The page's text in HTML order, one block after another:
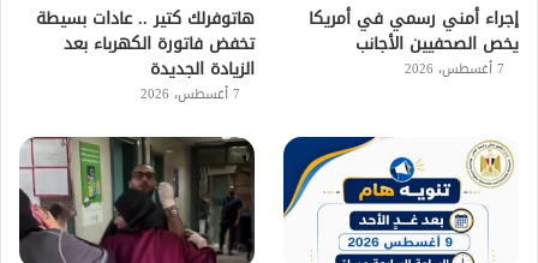
إجراء أمني رسمي في أمريكا
يخص الصحفيين الأجانب
7 أغسطس، 2026
هاتوفرلك كتير .. عادات بسيطة
تخفض فاتورة الكهرباء بعد
الزيادة الجديدة
7 أغسطس، 2026